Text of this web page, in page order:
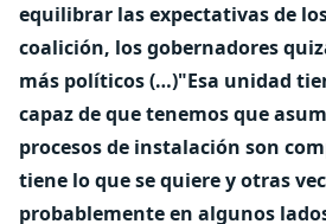
equilibrar las expectativas de
coalición, los gobernadores
más políticos (…)"Esa unidad
capaz de que tenemos que
procesos de instalación son
tiene lo que se quiere y otras
probablemente en algunos